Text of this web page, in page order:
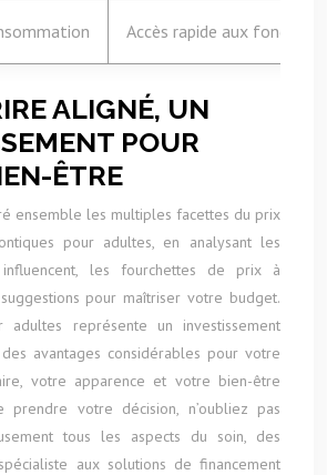
Accès rapide aux fonds,
ALIGNÉ, UN
POUR
ÊTRE
ensemble les multiples facettes du prix
pour adultes, en analysant les
les fourchettes de prix à
pour maîtriser votre budget.
adultes représente un investissement
avantages considérables pour votre
votre apparence et votre bien-être
prendre votre décision, n’oubliez pas
tous les aspects du soin, des
aux solutions de financement